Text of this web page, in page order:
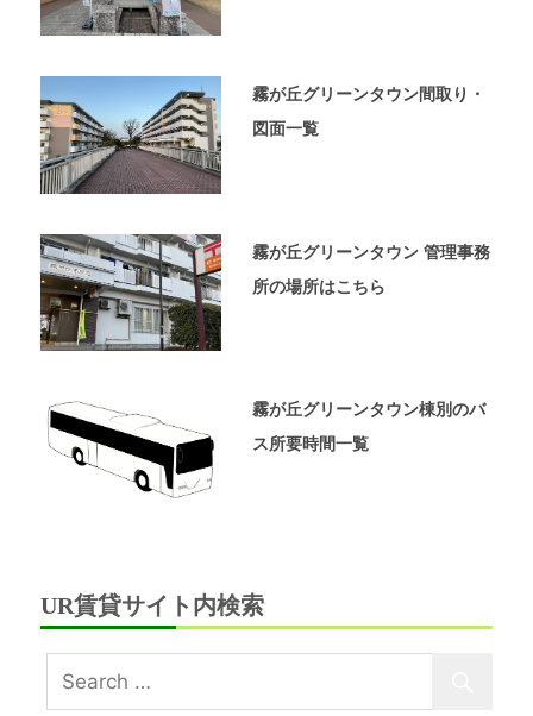
ー
ム
ジ
で
す。
霧が丘グリーンタウン間取り・
図面一覧
霧が丘グリーンタウン 管理事務
所の場所はこちら
霧が丘グリーンタウン棟別のバ
ス所要時間一覧
UR賃貸サイト内検索